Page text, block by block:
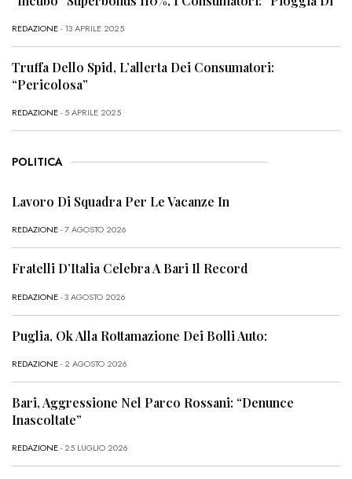
REDAZIONE- 13 APRILE 2025
Truffa Dello Spid, L’allerta Dei Consumatori:
“Pericolosa”
REDAZIONE- 5 APRILE 2025
POLITICA
Lavoro Di Squadra Per Le Vacanze In
REDAZIONE- 7 AGOSTO 2026
Fratelli D’Italia Celebra A Bari Il Record
REDAZIONE- 3 AGOSTO 2026
Puglia, Ok Alla Rottamazione Dei Bolli Auto:
REDAZIONE- 2 AGOSTO 2026
Bari, Aggressione Nel Parco Rossani: “Denunce
Inascoltate”
REDAZIONE- 25 LUGLIO 2026